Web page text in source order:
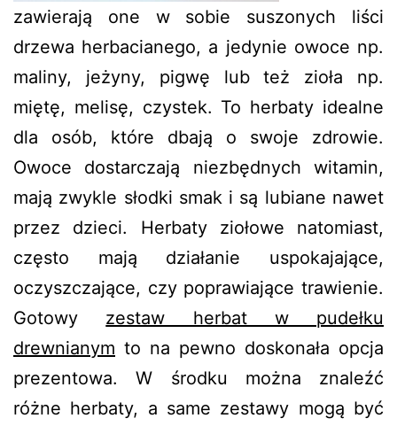
zawierają one w sobie suszonych liści
drzewa herbacianego, a jedynie owoce np.
maliny, jeżyny, pigwę lub też zioła np.
miętę, melisę, czystek. To herbaty idealne
dla osób, które dbają o swoje zdrowie.
Owoce dostarczają niezbędnych witamin,
mają zwykle słodki smak i są lubiane nawet
przez dzieci. Herbaty ziołowe natomiast,
często mają działanie uspokajające,
oczyszczające, czy poprawiające trawienie.
Gotowy zestaw herbat w pudełku
drewnianym to na pewno doskonała opcja
prezentowa. W środku można znaleźć
różne herbaty, a same zestawy mogą być